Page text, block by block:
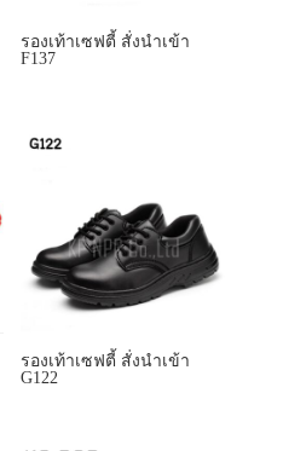
รองเท้าเซฟตี้ สั่งนำเข้า
F137
รองเท้าเซฟตี้ สั่งนำเข้า
G122